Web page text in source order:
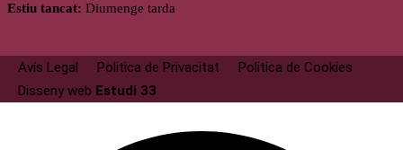
Estiu tancat: Diumenge tarda
Avís Legal Politica de Privacitat
Politica de Cookies
Disseny web Estudi 33